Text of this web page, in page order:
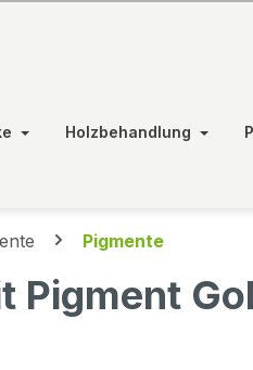
Holzbehandlung
Pigmente
Pigment